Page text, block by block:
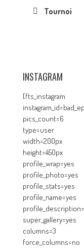
Tournoi
INSTAGRAM
[fts_instagram
pics_count=6
type=user
width=200px
height=450px
profile_wrap=yes
profile_photo=yes
profile_stats=yes
profile_name=yes
super_gallery=yes
columns=3
force_columns=no